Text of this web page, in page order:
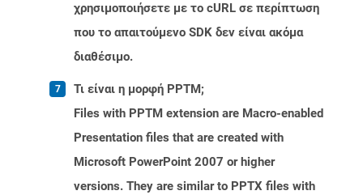
χρησιμοποιήσετε με το cURL σε περίπτωση
που το απαιτούμενο SDK δεν είναι ακόμα
διαθέσιμο.
Τι είναι η μορφή PPTM;
Files with PPTM extension are Macro-enabled
Presentation files that are created with
Microsoft PowerPoint 2007 or higher
versions. They are similar to PPTX files with